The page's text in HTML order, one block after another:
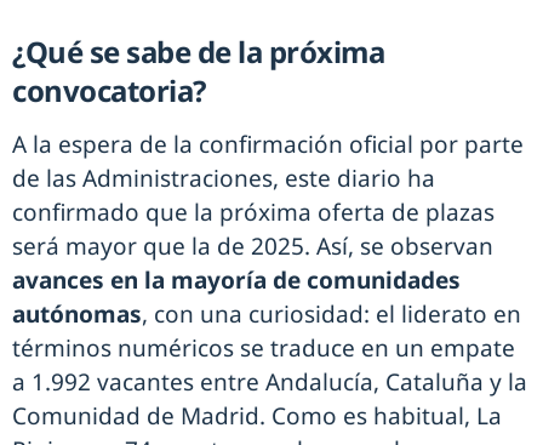
¿Qué se sabe de la próxima
convocatoria?
A la espera de la confirmación oficial por parte
de las Administraciones, este diario ha
confirmado que la próxima oferta de plazas
será mayor que la de 2025. Así, se observan
avances en la mayoría de comunidades
autónomas, con una curiosidad: el liderato en
términos numéricos se traduce en un empate
a 1.992 vacantes entre Andalucía, Cataluña y la
Comunidad de Madrid. Como es habitual, La